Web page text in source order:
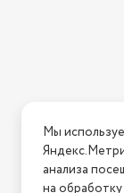
Назначение подарка
Биты крестовые
Мы
анализа
на